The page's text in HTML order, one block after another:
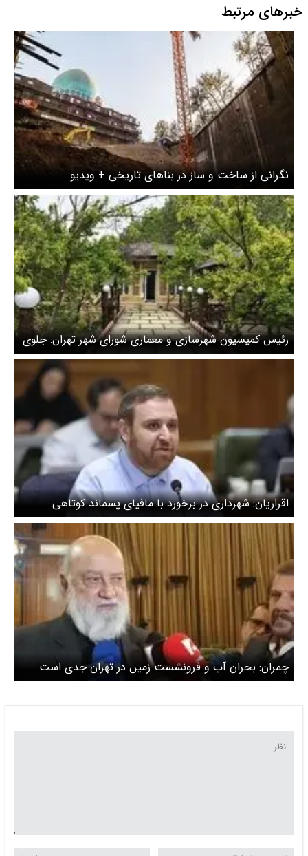
خبرهای مرتبط
نگرانی از ساخت و ساز در بناهای تاریخی + ویدیو
رئیس کمیسیون شهرسازی و معماری شورای شهر تهران: جلوی
ساخت و ساز غیر قانونی در باغات را گرفتیم + ویدیو
اقراریان: شهرداری در برخورد با مافیای پسماند کوتاهی
می‌کند/ ویدیو
چمران: بحران آب و فرونشست زمین در تهران جدی است